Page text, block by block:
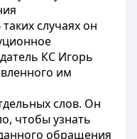
случаях он
КС Игорь
им
слов. Он
чтобы узнать
обращения